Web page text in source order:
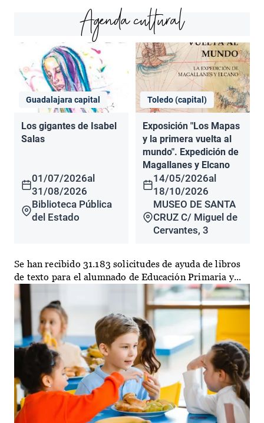
Agenda cultural
Guadalajara capital
Los gigantes de Isabel
Salas
01/07/2026al
31/08/2026
Biblioteca Pública
del Estado
Toledo (capital)
Exposición "Los Mapas
y la primera vuelta al
mundo". Expedición de
Magallanes y Elcano
14/05/2026al
18/10/2026
MUSEO DE SANTA
CRUZ C/ Miguel de
Cervantes, 3
Se han recibido 31.183 solicitudes de ayuda de libros
de texto para el alumnado de Educación Primaria y...